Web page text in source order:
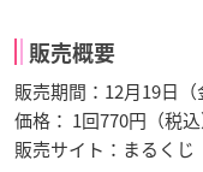
販売概要
販売期間：12月19日
価格： 1回770円（税込
販売サイト：まるくじ